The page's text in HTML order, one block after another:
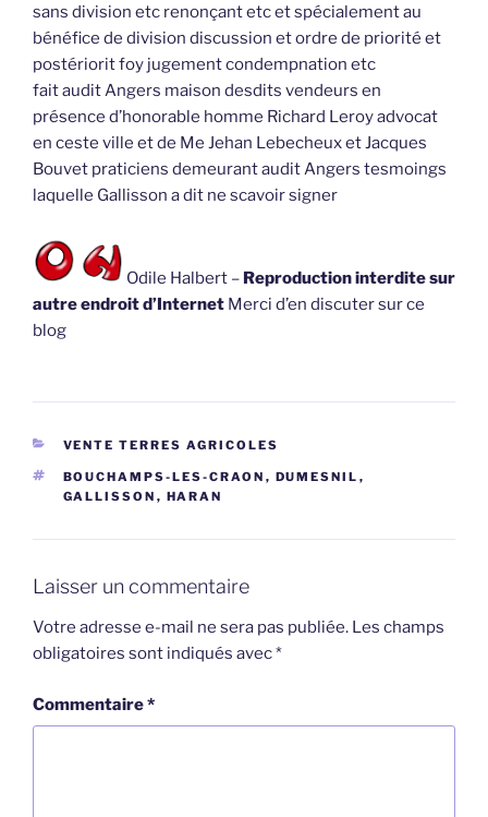
sans division etc renonçant etc et spécialement au
bénéfice de division discussion et ordre de priorité et
postériorit foy jugement condempnation etc
fait audit Angers maison desdits vendeurs en
présence d’honorable homme Richard Leroy advocat
en ceste ville et de Me Jehan Lebecheux et Jacques
Bouvet praticiens demeurant audit Angers tesmoings
laquelle Gallisson a dit ne scavoir signer
Odile Halbert – Reproduction interdite sur
autre endroit d’Internet Merci d’en discuter sur ce
blog
CATÉGORIES
VENTE TERRES AGRICOLES
ÉTIQUETTES
BOUCHAMPS-LES-CRAON , DUMESNIL ,
GALLISSON , HARAN
Laisser un commentaire
Votre adresse e-mail ne sera pas publiée. Les champs
obligatoires sont indiqués avec*
Commentaire*